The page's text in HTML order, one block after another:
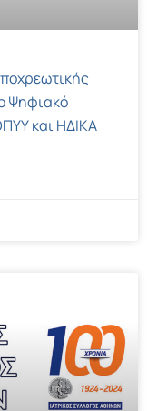
Ψηφιακό
και ΗΔΙΚΑ